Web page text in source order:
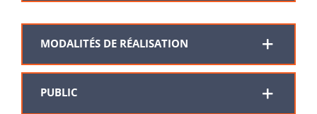
MODALITÉS DE RÉALISATION
PUBLIC